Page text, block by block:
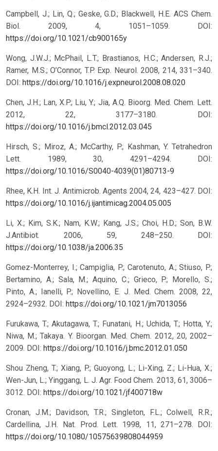
Campbell, J.; Lin, Q.; Geske, G.D.; Blackwell, H.E. ACS Chem.
Biol. 2009, 4, 1051–1059. DOI:
https://doi.org/10.1021/cb900165y
Wong, J.W.J.; McPhail, L.T.; Brastianos, H.C.; Andersen, R.J.;
Ramer, M.S.; O’Connor, T.P. Exp. Neurol. 2008, 214, 331–340.
DOI: https://doi.org/10.1016/j.expneurol.2008.08.020
Chen, J.H.; Lan, X.P.; Liu, Y.; Jia, A.Q. Bioorg. Med. Chem. Lett.
2012, 22, 3177–3180. DOI:
https://doi.org/10.1016/j.bmcl.2012.03.045
Hirsch, S.; Miroz, A.; McCarthy, P.; Kashman, Y. Tetrahedron
Lett. 1989, 30, 4291–4294. DOI:
https://doi.org/10.1016/S0040-4039(01)80713-9
Rhee, K.H. Int. J. Antimicrob. Agents 2004, 24, 423–427. DOI:
https://doi.org/10.1016/j.ijantimicag.2004.05.005
Li, X.; Kim, S.K.; Nam, K.W.; Kang, J.S.; Choi, H.D.; Son, B.W.
J.Antibiot. 2006, 59, 248–250. DOI:
https://doi.org/10.1038/ja.2006.35
Gomez-Monterrey, I.; Campiglia, P.; Carotenuto, A.; Stiuso, P.;
Bertamino, A.; Sala, M.; Aquino, C.; Grieco, P.; Morello, S.;
Pinto, A.; Ianelli, P.; Novellino, E. J. Med. Chem. 2008, 22,
2924–2932. DOI: https://doi.org/10.1021/jm7013056
Furukawa, T.; Akutagawa, T.; Funatani, H.; Uchida, T.; Hotta, Y.;
Niwa, M.; Takaya. Y. Bioorgan. Med. Chem. 2012, 20, 2002–
2009. DOI: https://doi.org/10.1016/j.bmc.2012.01.050
Shou Zheng, T.; Xiang, P.; Guoyong, L.; Li-Xing, Z.; Li-Hua, X.;
Wen-Jun, L.; Yinggang, L. J. Agr. Food Chem. 2013, 61, 3006–
3012. DOI: https://doi.org/10.1021/jf400718w
Cronan, J.M.; Davidson, T.R.; Singleton, F.L.; Colwell, R.R.;
Cardellina, J.H. Nat. Prod. Lett. 1998, 11, 271–278. DOI:
https://doi.org/10.1080/10575639808044959